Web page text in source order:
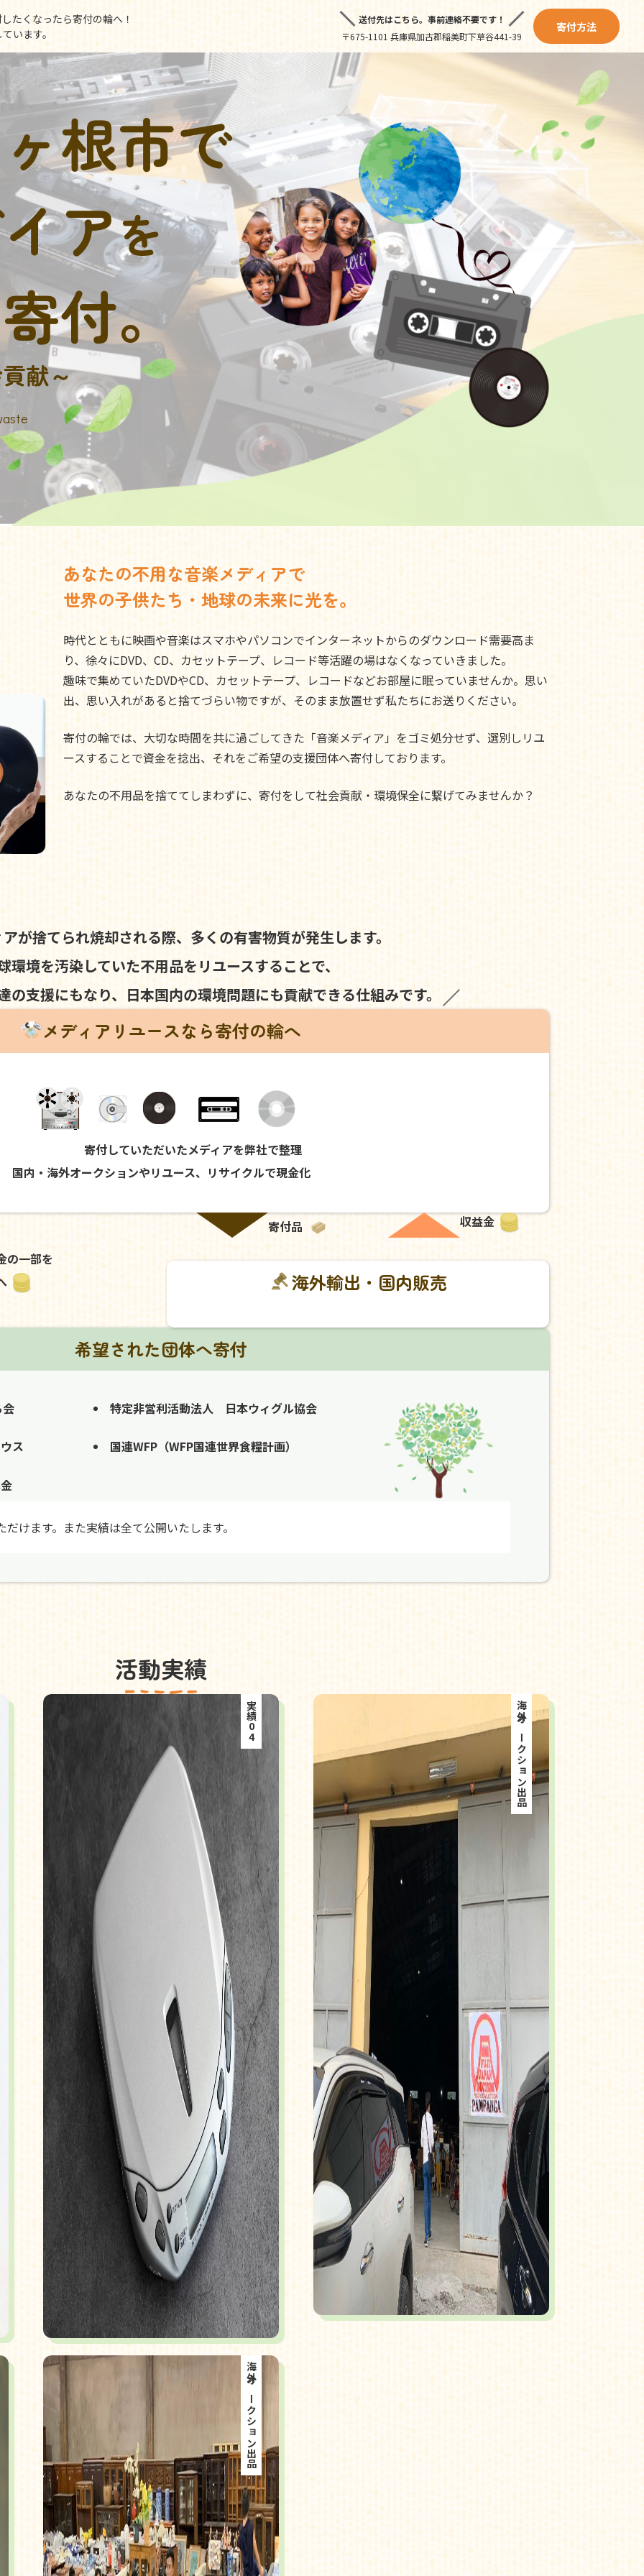
たくなったら寄付の輪へ！
います。
送付先はこちら。 事前連絡不要です！
〒675-1101 兵庫県加古郡稲美町下草谷441-39
寄付方法
根市で
アを
付。
献～
あなたの不用な音楽メディアで
世界の子供たち・地球の未来に光を。
時代とともに映画や音楽はスマホやパソコンでインターネットからのダウンロード需要高ま
り、徐々にDVD、CD、カセットテープ、レコード等活躍の場はなくなっていきました。
趣味で集めていたDVDやCD、カセットテープ、レコードなどお部屋に眠っていませんか。思い
出、思い入れがあると捨てづらい物ですが、そのまま放置せず私たちにお送りください。
寄付の輪では、大切な時間を共に過ごしてきた「音楽メディア」をゴミ処分せず、選別しリユ
ースすることで資金を捻出、それをご希望の支援団体へ寄付しております。
あなたの不用品を捨ててしまわずに、寄付をして社会貢献・環境保全に繋げてみませんか？
が捨てられ焼却される際、 多くの有害物質が発生します。
環境を汚染していた不用品を リユースすることで、
支援にもなり、 日本国内の環境問題にも貢献できる仕組みです。
メディアリユースなら寄付の輪へ
寄付していただいたメディアを弊社で整理
国内・海外オークションやリユース、リサイクルで現金化
の一部を
寄付品 収益金
海外輸出・国内販売
希望された団体へ寄付
特定非営利活動法人 日本ウィグル協会
ス 国連WFP（WFP国連世界食糧計画）
けます。また実績は全て公開いたします。
活動実績
実績04 海外オークション出品
海外オークション出品